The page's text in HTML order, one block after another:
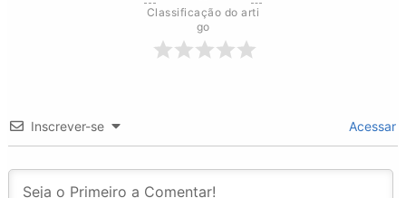
Classificação do arti
go
Inscrever-se Acessar